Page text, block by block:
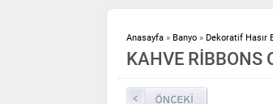
Anasayfa » Banyo » Dekoratif Hasır
KAHVE RİBBONS